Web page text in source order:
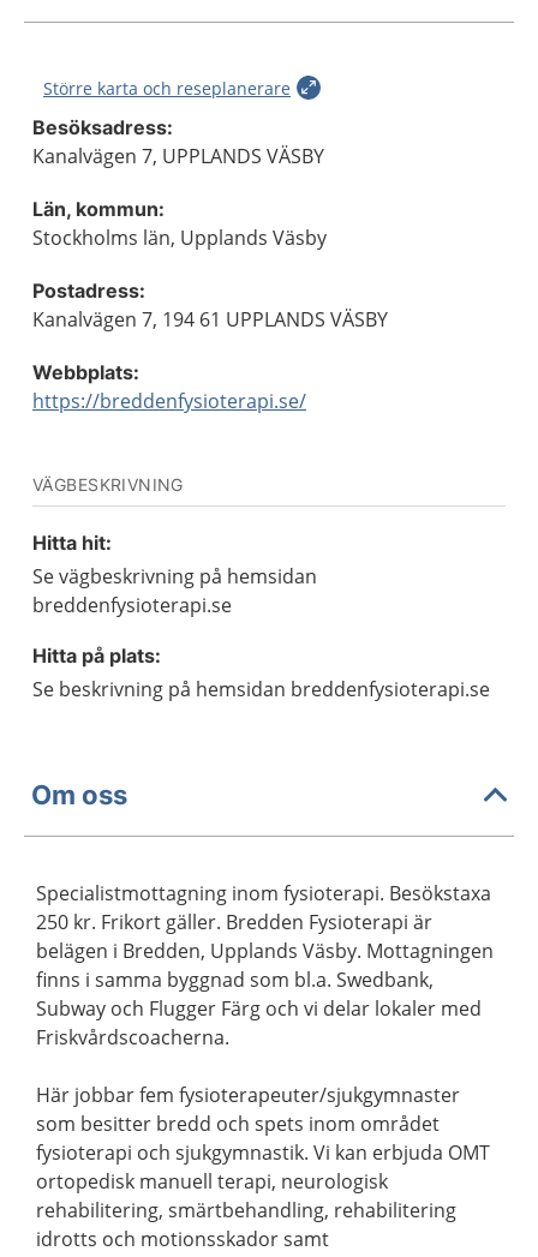
Större karta och reseplanerare
Besöksadress:
Kanalvägen 7, UPPLANDS VÄSBY
Län, kommun:
Stockholms län, Upplands Väsby
Postadress:
Kanalvägen 7, 194 61 UPPLANDS VÄSBY
Webbplats:
https://breddenfysioterapi.se/
VÄGBESKRIVNING
Hitta hit:
Se vägbeskrivning på hemsidan
breddenfysioterapi.se
Hitta på plats:
Se beskrivning på hemsidan breddenfysioterapi.se
Om oss
Specialistmottagning inom fysioterapi. Besökstaxa
250 kr. Frikort gäller. Bredden Fysioterapi är
belägen i Bredden, Upplands Väsby. Mottagningen
finns i samma byggnad som bl.a. Swedbank,
Subway och Flugger Färg och vi delar lokaler med
Friskvårdscoacherna.
Här jobbar fem fysioterapeuter/sjukgymnaster
som besitter bredd och spets inom området
fysioterapi och sjukgymnastik. Vi kan erbjuda OMT
ortopedisk manuell terapi, neurologisk
rehabilitering, smärtbehandling, rehabilitering
idrotts och motionsskador samt